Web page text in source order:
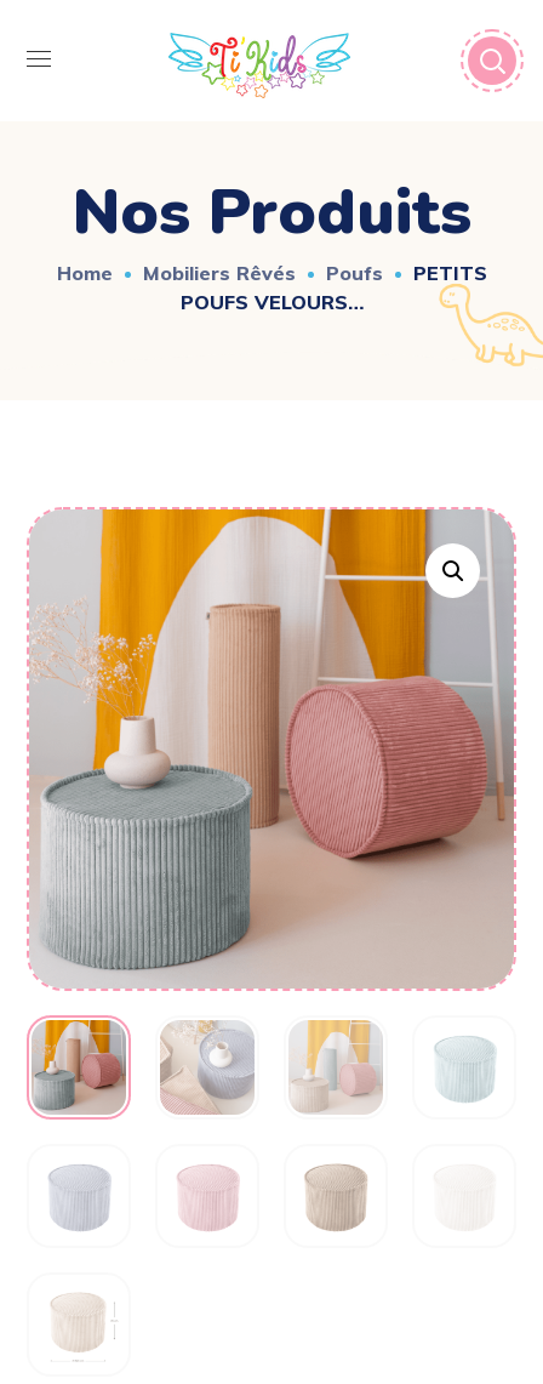
Nos Produits
Home Mobiliers Rêvés Poufs
PETITS
POUFS VELOURS…